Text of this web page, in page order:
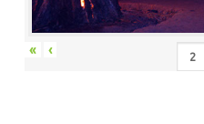
« ‹